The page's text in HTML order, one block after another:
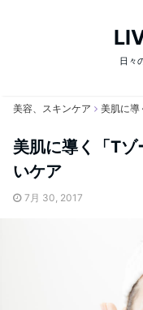
日々
美容、スキンケア 美肌に導
美肌に導く「T
いケア
7月 30, 2017